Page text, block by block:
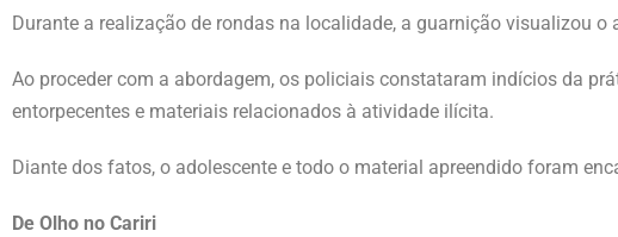
Durante a realização de rondas na localidade, a guarnição visualizou o
Ao proceder com a abordagem, os policiais constataram indícios da
entorpecentes e materiais relacionados à atividade ilícita.
Diante dos fatos, o adolescente e todo o material apreendido foram
De Olho no Cariri